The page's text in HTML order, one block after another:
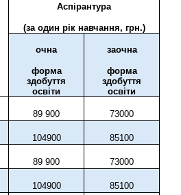
Аспірантура
(за один рік навчання, грн.)
очна
форма
здобуття
освіти
заочна
форма
здобуття
освіти
89 900 73000
104900 851 00
89 900 73000
104900 851 00